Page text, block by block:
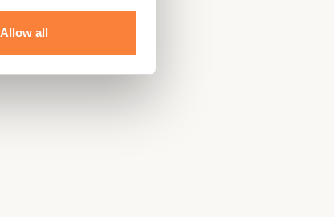
Allow all